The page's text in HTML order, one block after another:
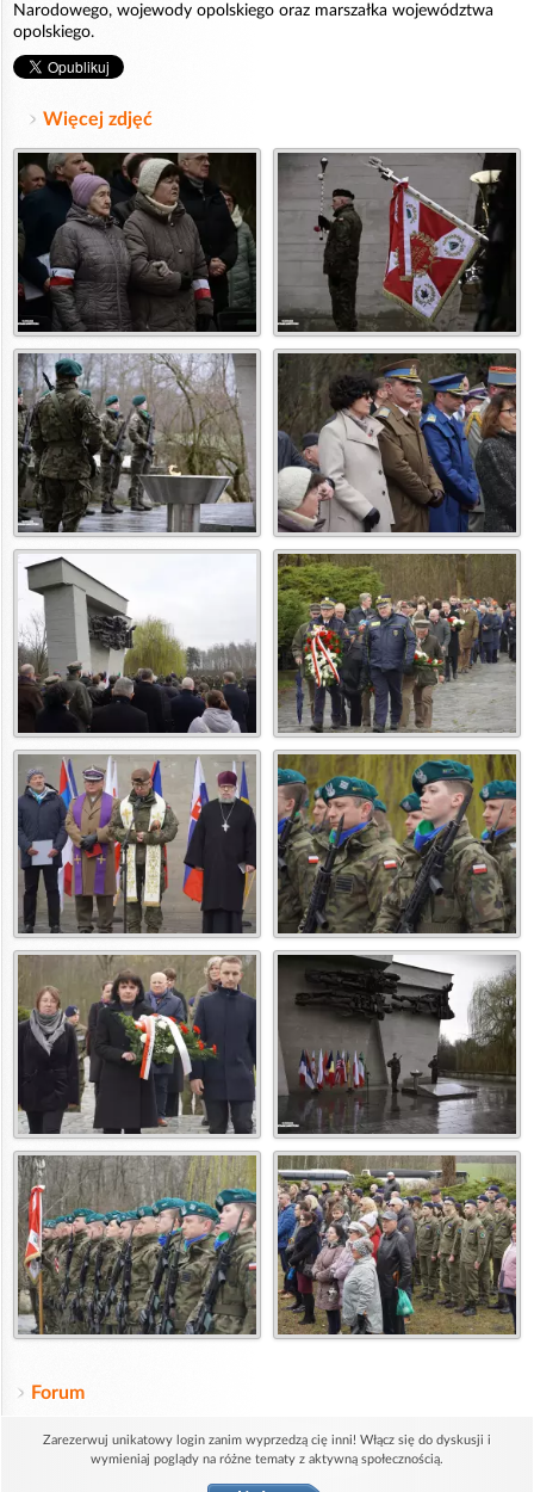
Narodowego, wojewody opolskiego oraz marszałka województwa
opolskiego.
Więcej zdjęć
Forum
Zarezerwuj unikatowy login zanim wyprzedzą cię inni! Włącz się do dyskusji i
wymieniaj poglądy na różne tematy z aktywną społecznością.